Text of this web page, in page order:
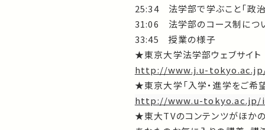
25:34 法学部で学ぶこと「政
31:06 法学部のコース制につ
33:45 授業の様子
★東京大学法学部ウェブサイト
http://www.j.u-
★東京大学「入学・進学をご希
http://www.u-tokyo.ac.jp/
★東大TVのコンテンツがほか